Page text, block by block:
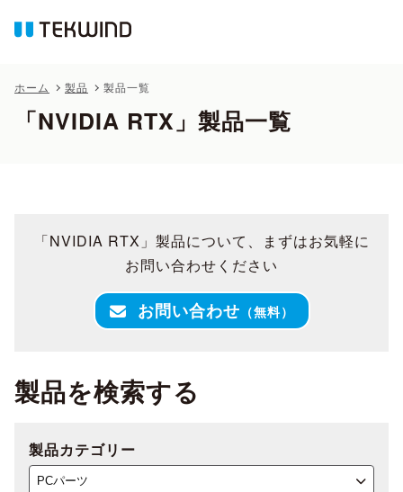
ホーム 製品 製品一覧
「NVIDIA RTX」製品一覧
「NVIDIA RTX」製品について、まずはお気軽に
お問い合わせください
お問い合わせ （無料）
製品を検索する
製品カテゴリー